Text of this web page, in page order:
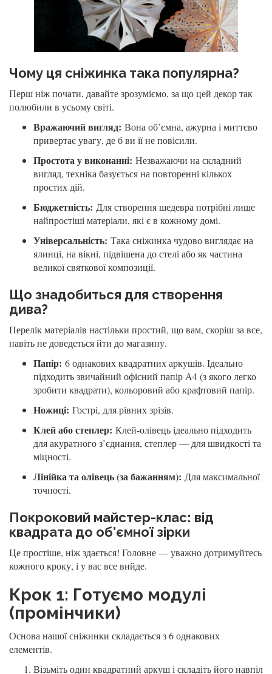
Чому ця сніжинка така популярна?
Перш ніж почати, давайте зрозуміємо, за що цей декор так
полюбили в усьому світі.
Вражаючий вигляд: Вона об’ємна, ажурна і миттєво
привертає увагу, де б ви її не повісили.
Простота у виконанні: Незважаючи на складний
вигляд, техніка базується на повторенні кількох
простих дій.
Бюджетність: Для створення шедевра потрібні лише
найпростіші матеріали, які є в кожному домі.
Універсальність: Така сніжинка чудово виглядає на
ялинці, на вікні, підвішена до стелі або як частина
великої святкової композиції.
Що знадобиться для створення
дива?
Перелік матеріалів настільки простий, що вам, скоріш за все,
навіть не доведеться йти до магазину.
Папір: 6 однакових квадратних аркушів. Ідеально
підходить звичайний офісний папір А4 (з якого легко
зробити квадрати), кольоровий або крафтовий папір.
Ножиці: Гострі, для рівних зрізів.
Клей або степлер: Клей-олівець ідеально підходить
для акуратного з’єднання, степлер — для швидкості та
міцності.
Лінійка та олівець (за бажанням): Для максимальної
точності.
Покроковий майстер-клас: від
квадрата до об’ємної зірки
Це простіше, ніж здається! Головне — уважно дотримуйтесь
кожного кроку, і у вас все вийде.
Крок 1: Готуємо модулі
(промінчики)
Основа нашої сніжинки складається з 6 однакових
елементів.
Візьміть один квадратний аркуш і складіть його навпіл